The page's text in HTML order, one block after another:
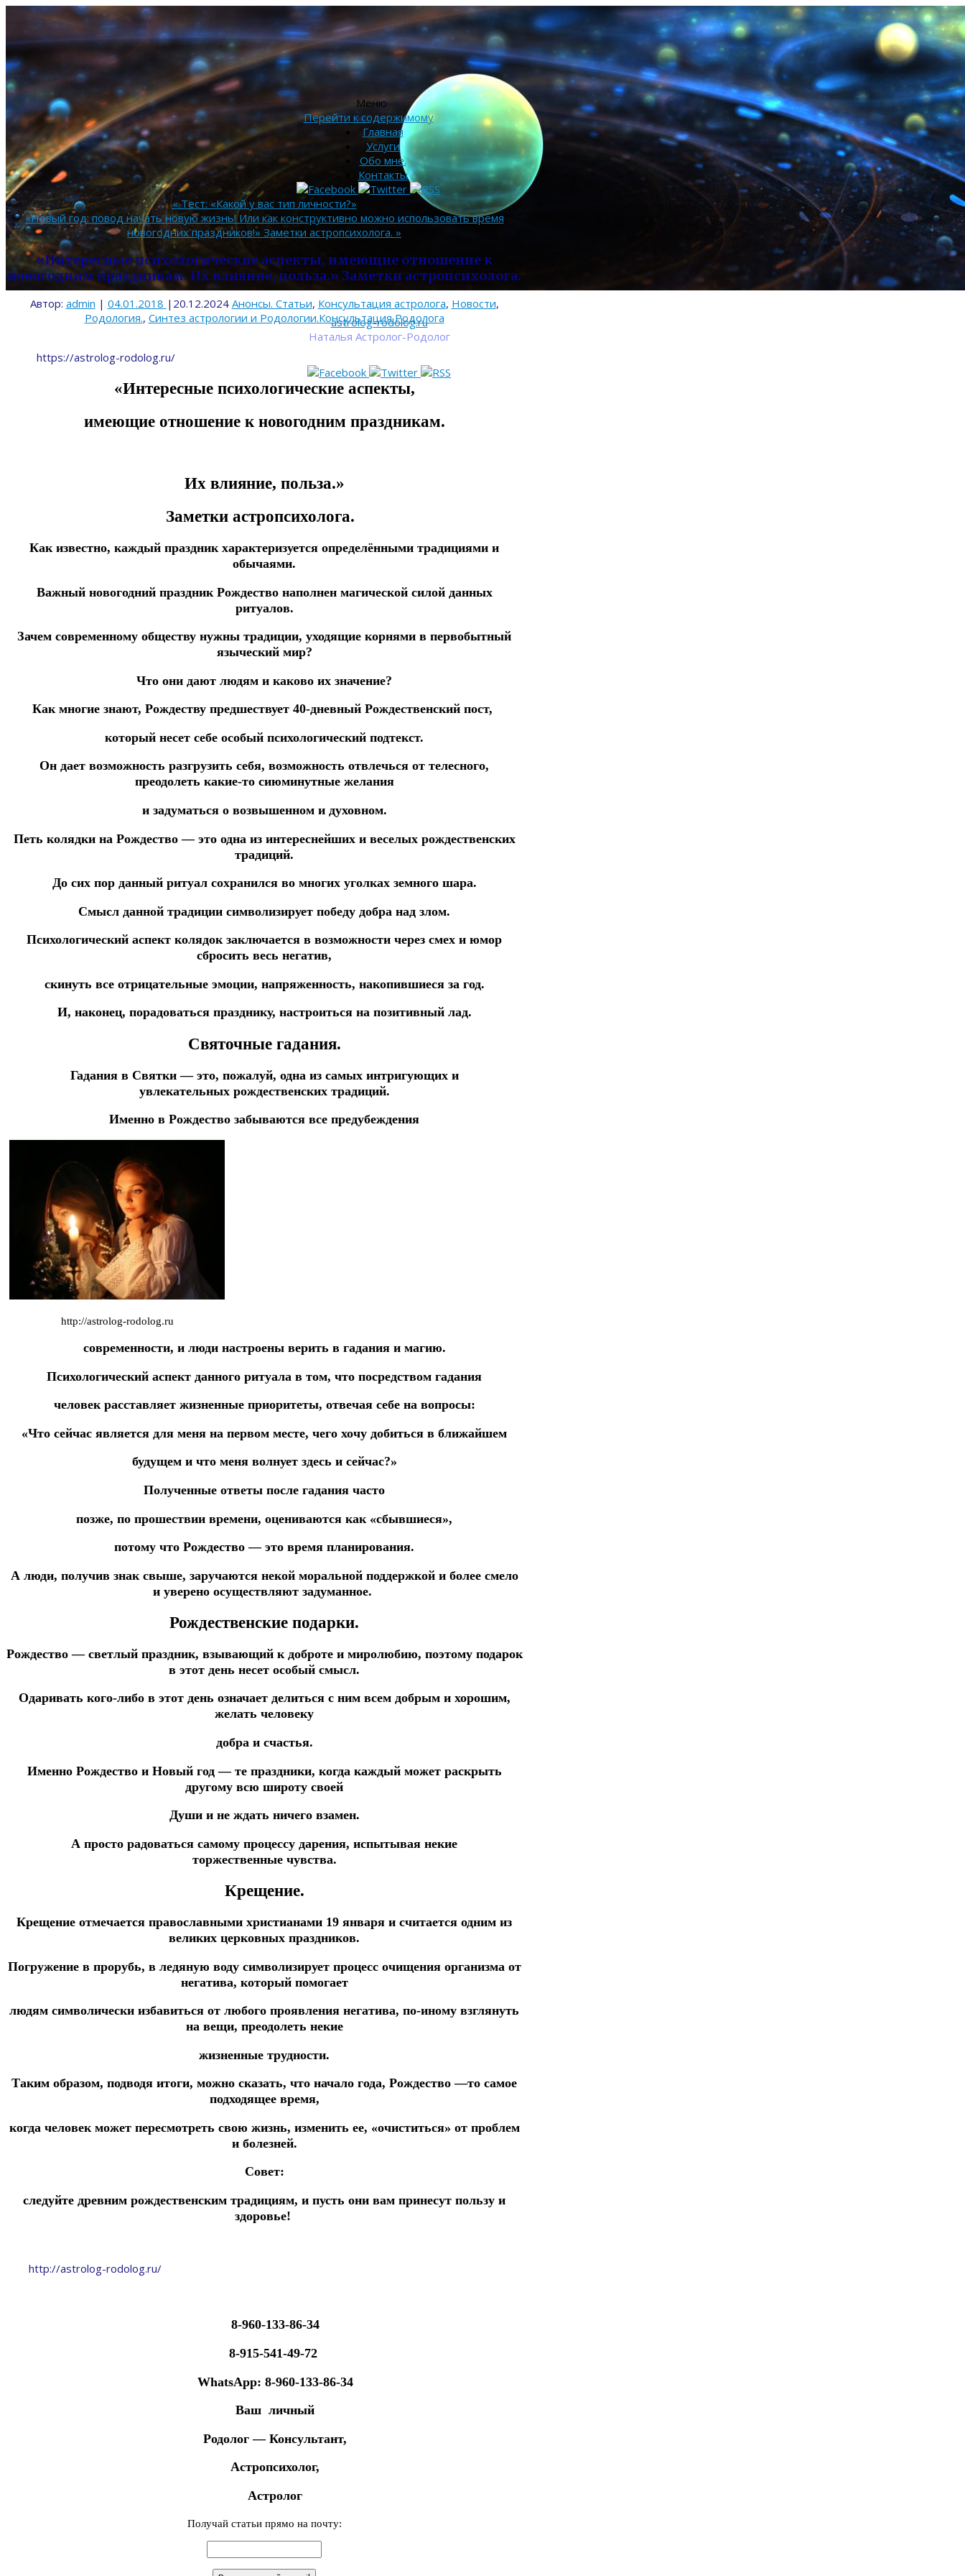
astrolog-rodolog.ru
Наталья Астролог-Родолог
Меню
Перейти к содержимому
Главная
Услуги
Обо мне.
Контакты
«Тест: «Какой у вас тип личности?»
«Новый год: повод начать новую жизнь! Или как конструктивно можно использовать время
новогодних праздников!» Заметки астропсихолога. »
«Интересные психологические аспекты, имеющие отношение к
новогодним праздникам. Их влияние, польза.» Заметки астропсихолога.
Автор: admin | 04.01.2018 | 20.12.2024 Анонсы. Статьи, Консультация астролога, Новости,
Родология., Синтез астрологии и Родологии.Консультация Родолога
https://astrolog-rodolog.ru/
«Интересные психологические аспекты,
имеющие отношение к новогодним праздникам.
Их влияние, польза.»
Заметки астропсихолога.
Как известно, каждый праздник характеризуется определёнными традициями и
обычаями.
Важный новогодний праздник Рождество наполнен магической силой данных
ритуалов.
Зачем современному обществу нужны традиции, уходящие корнями в первобытный
языческий мир?
Что они дают людям и каково их значение?
Как многие знают, Рождеству предшествует 40-дневный Рождественский пост,
который несет себе особый психологический подтекст.
Он дает возможность разгрузить себя, возможность отвлечься от телесного,
преодолеть какие-то сиюминутные желания
и задуматься о возвышенном и духовном.
Петь колядки на Рождество — это одна из интереснейших и веселых рождественских
традиций.
До сих пор данный ритуал сохранился во многих уголках земного шара.
Смысл данной традиции символизирует победу добра над злом.
Психологический аспект колядок заключается в возможности через смех и юмор
сбросить весь негатив,
скинуть все отрицательные эмоции, напряженность, накопившиеся за год.
И, наконец, порадоваться празднику, настроиться на позитивный лад.
Святочные гадания.
Гадания в Святки — это, пожалуй, одна из самых интригующих и
увлекательных рождественских традиций.
Именно в Рождество забываются все предубеждения
http://astrolog-rodolog.ru
современности, и люди настроены верить в гадания и магию.
Психологический аспект данного ритуала в том, что посредством гадания
человек расставляет жизненные приоритеты, отвечая себе на вопросы:
«Что сейчас является для меня на первом месте, чего хочу добиться в ближайшем
будущем и что меня волнует здесь и сейчас?»
Полученные ответы после гадания часто
позже, по прошествии времени, оцениваются как «сбывшиеся»,
потому что Рождество — это время планирования.
А люди, получив знак свыше, заручаются некой моральной поддержкой и более смело
и уверено осуществляют задуманное.
Рождественские подарки.
Рождество — светлый праздник, взывающий к доброте и миролюбию, поэтому подарок
в этот день несет особый смысл.
Одаривать кого-либо в этот день означает делиться с ним всем добрым и хорошим,
желать человеку
добра и счастья.
Именно Рождество и Новый год — те праздники, когда каждый может раскрыть
другому всю широту своей
Души и не ждать ничего взамен.
А просто радоваться самому процессу дарения, испытывая некие
торжественные чувства.
Крещение.
Крещение отмечается православными христианами 19 января и считается одним из
великих церковных праздников.
Погружение в прорубь, в ледяную воду символизирует процесс очищения организма от
негатива, который помогает
людям символически избавиться от любого проявления негатива, по-иному взглянуть
на вещи, преодолеть некие
жизненные трудности.
Таким образом, подводя итоги, можно сказать, что начало года, Рождество —то самое
подходящее время,
когда человек может пересмотреть свою жизнь, изменить ее, «очиститься» от проблем
и болезней.
Совет:
следуйте древним рождественским традициям, и пусть они вам принесут пользу и
здоровье!
http://astrolog-rodolog.ru/
8-960-133-86-34
8-915-541-49-72
WhatsApp: 8-960-133-86-34
Ваш личный
Родолог — Консультант,
Астропсихолог,
Астролог
Получай статьи прямо на почту: